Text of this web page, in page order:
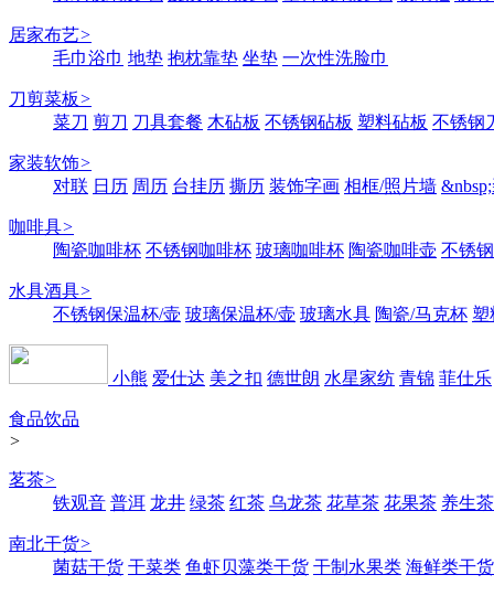
居家布艺>
毛巾浴巾 地垫 抱枕靠垫 坐垫 一次性洗脸巾
刀剪菜板>
菜刀 剪刀 刀具套餐 木砧板 不锈钢砧板 塑料砧板 不锈钢
家装软饰>
对联 日历 周历 台挂历 撕历 装饰字画 相框/照片墙
咖啡具>
陶瓷咖啡杯 不锈钢咖啡杯 玻璃咖啡杯 陶瓷咖啡壶 不锈
水具酒具>
不锈钢保温杯/壶 玻璃保温杯/壶 玻璃水具 陶瓷/马克杯 塑
小熊 爱仕达 美之扣 德世朗 水星家纺 青锦 菲仕乐
食品饮品
>
茗茶>
铁观音 普洱 龙井 绿茶 红茶 乌龙茶 花草茶 花果茶 养生茶
南北干货>
菌菇干货 干菜类 鱼虾贝藻类干货 干制水果类 海鲜类干货